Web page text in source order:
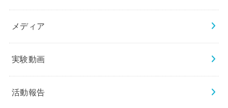
メディア
実験動画
活動報告